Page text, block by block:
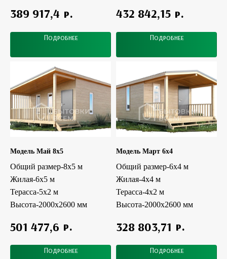
389 917,4 р.
Подробнее
432 842,15 р.
Подробнее
Модель Май 8x5
Общий размер-8х5 м
Жилая-6x5 м
Терасса-5х2 м
Высота-2000х2600 мм
501 477,6 р.
Подробнее
Модель Март 6x4
Общий размер-6x4 м
Жилая-4x4 м
Терасса-4х2 м
Высота-2000х2600 мм
328 803,71 р.
Подробнее